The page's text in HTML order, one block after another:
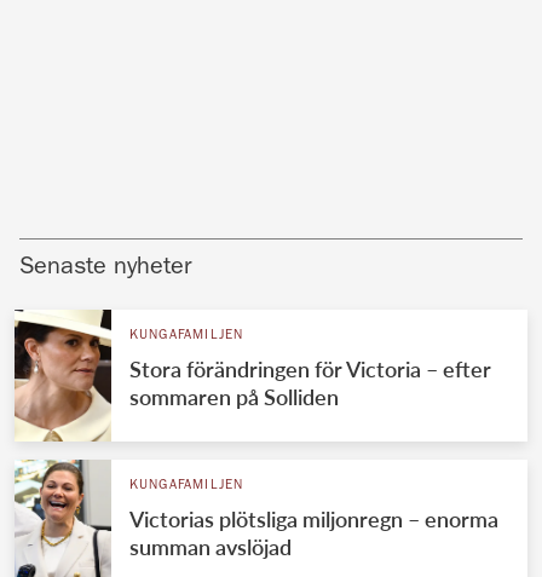
Senaste nyheter
KUNGAFAMILJEN
Stora förändringen för Victoria – efter
sommaren på Solliden
KUNGAFAMILJEN
Victorias plötsliga miljonregn – enorma
summan avslöjad